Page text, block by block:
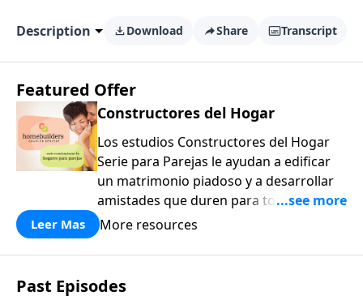
Description Download Share Transcript
Featured Offer
Constructores del Hogar
Los estudios Constructores del Hogar
Serie para Parejas le ayudan a edificar
un matrimonio piadoso y a desarrollar
amistades que duren para toda la vida.
¡Únase a uno de los estudios de grupos
a casa los principios de la Palabra de
Dios para compartirlos con su familia,
Leer Mas More resources
Past Episodes